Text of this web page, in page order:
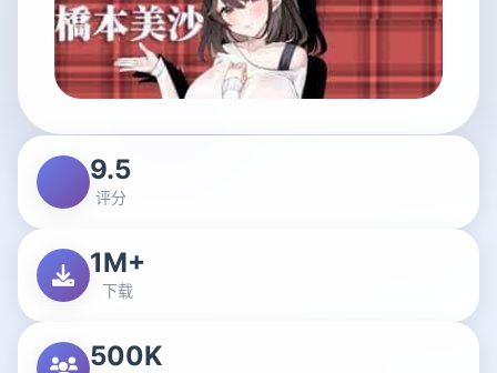
9.5
评分
1M+
下载
500K